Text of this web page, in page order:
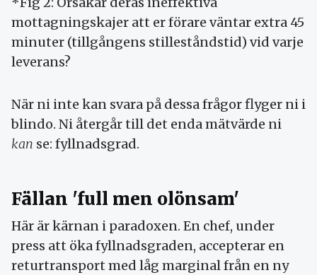
mottagningskajer att er förare väntar extra 45
minuter (tillgångens stilleståndstid) vid varje
leverans?
När ni inte kan svara på dessa frågor flyger ni i
blindo. Ni återgår till det enda mätvärde ni
kan se: fyllnadsgrad.
Fällan 'full men olönsam'
Här är kärnan i paradoxen. En chef, under
press att öka fyllnadsgraden, accepterar en
returtransport med låg marginal från en ny